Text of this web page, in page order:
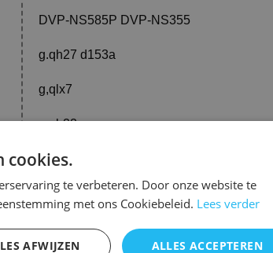
DVP-NS585P DVP-NS355
g.qh27 d153a
g,qlx7
g.qh22
Afstandsbediening Sony rmt-d166p
Deze afstandsbediening is ontworpen
NS585P of DVP-NS355 DVD-speler te
vervangende afstandsbediening kan de
cookies.
te verbeteren. Door onze website te
met ons Cookiebeleid. Lees verder
ALLES ACCEPTEREN
AFWIJZEN